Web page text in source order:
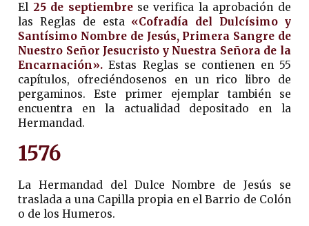
El 25 de septiembrese verifica la aprobación de
las Reglas de esta «Cofradía del Dulcísimo y
Santísimo Nombre de Jesús, Primera Sangre de
Nuestro Señor Jesucristo y Nuestra Señora de la
Encarnación». Estas Reglas se contienen en 55
capítulos, ofreciéndosenos en un rico libro de
pergaminos. Este primer ejemplar también se
encuentra en la actualidad depositado en la
Hermandad.
1576
La Hermandad del Dulce Nombre de Jesús se
traslada a una Capilla propia en el Barrio de Colón
o de los Humeros.